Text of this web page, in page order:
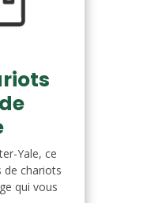
Yale, ce
de chariots
qui vous